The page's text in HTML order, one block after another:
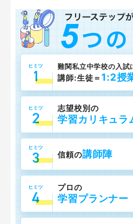
ヒミツ 難関私立中学校の入試
講師:生徒＝ 1:2授
ヒミツ 志望校別の
学習カリキュラ
ヒミツ
信頼の講師陣
ヒミツ プロの
学習プランナー